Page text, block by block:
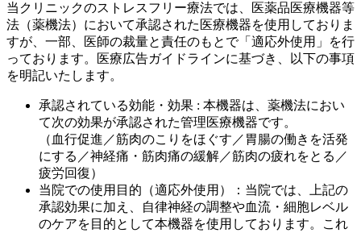
当クリニックのストレスフリー療法では、医薬品医療機器等
法（薬機法）において承認された医療機器を使用しておりま
すが、一部、医師の裁量と責任のもとで「適応外使用」を行
っております。医療広告ガイドラインに基づき、以下の事項
を明記いたします。
承認されている効能・効果 : 本機器は、薬機法におい
て次の効果が承認された管理医療機器です。
（血行促進／筋肉のこりをほぐす／胃腸の働きを活発
にする／神経痛・筋肉痛の緩解／筋肉の疲れをとる／
疲労回復）
当院での使用目的（適応外使用）：当院では、上記の
承認効果に加え、自律神経の調整や血流・細胞レベル
のケアを目的として本機器を使用しております。これ